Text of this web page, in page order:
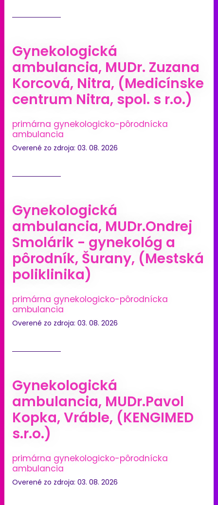
Gynekologická
ambulancia, MUDr. Zuzana
Korcová, Nitra, (Medicínske
centrum Nitra, spol. s r.o.)
primárna gynekologicko-pôrodnícka
ambulancia
Overené zo zdroja: 03. 08. 2026
Gynekologická
ambulancia, MUDr.Ondrej
Smolárik - gynekológ a
pôrodník, Šurany, (Mestská
poliklinika)
primárna gynekologicko-pôrodnícka
ambulancia
Overené zo zdroja: 03. 08. 2026
Gynekologická
ambulancia, MUDr.Pavol
Kopka, Vráble, (KENGIMED
s.r.o.)
primárna gynekologicko-pôrodnícka
ambulancia
Overené zo zdroja: 03. 08. 2026